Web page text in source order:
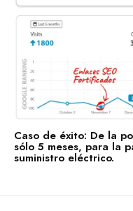
Caso de éxito: De la
sólo 5 meses, para la
suministro eléctrico.